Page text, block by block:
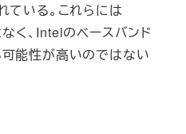
ている。これらには
く、Intelのベースバンド
能性が高いのではない